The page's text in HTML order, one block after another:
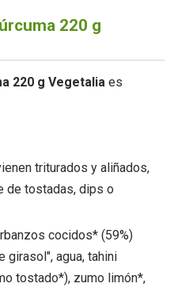
220 g
220 g Vegetalia es
triturados y aliñados,
de tostadas, dips o
cocidos* (59%)
girasol", agua, tahini
tostado*), zumo limón*,